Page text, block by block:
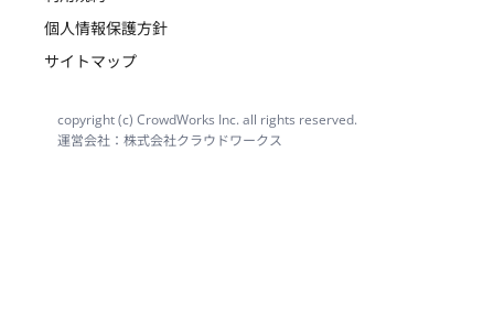
個人情報保護方針
サイトマップ
copyright (c) CrowdWorks Inc. all rights reserved.
運営会社：株式会社クラウドワークス